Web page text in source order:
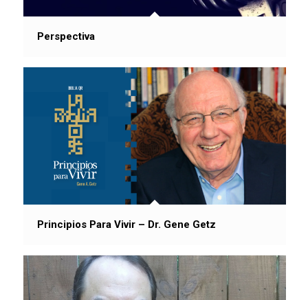
Perspectiva
Principios Para Vivir – Dr. Gene Getz